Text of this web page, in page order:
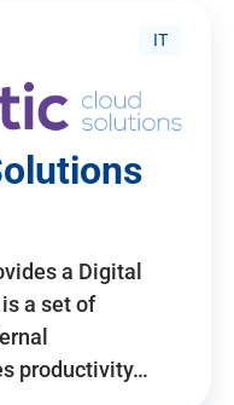
IT
a Digital
a set of
productivity…